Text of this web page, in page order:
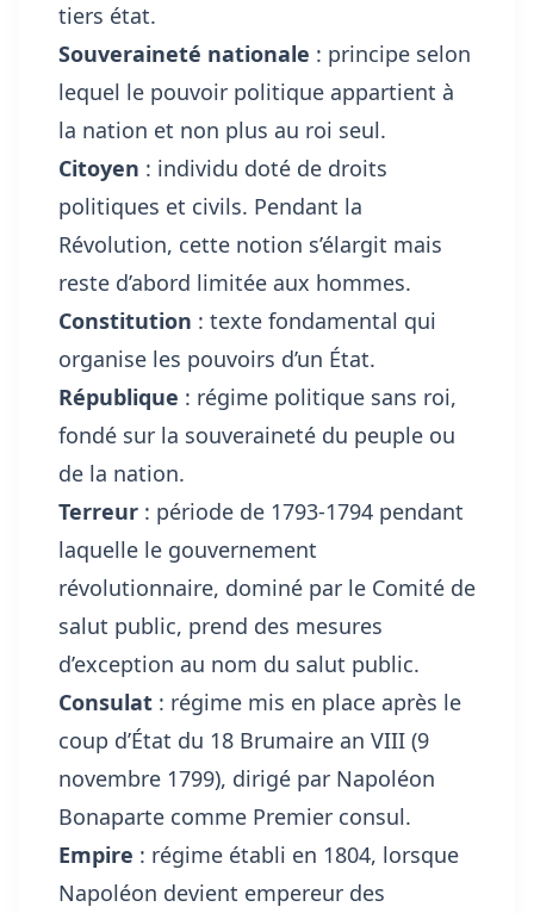
tiers état.
Souveraineté nationale : principe selon
lequel le pouvoir politique appartient à
la nation et non plus au roi seul.
Citoyen : individu doté de droits
politiques et civils. Pendant la
Révolution, cette notion s’élargit mais
reste d’abord limitée aux hommes.
Constitution : texte fondamental qui
organise les pouvoirs d’un État.
République : régime politique sans roi,
fondé sur la souveraineté du peuple ou
de la nation.
Terreur : période de 1793-1794 pendant
laquelle le gouvernement
révolutionnaire, dominé par le Comité de
salut public, prend des mesures
d’exception au nom du salut public.
Consulat : régime mis en place après le
coup d’État du 18 Brumaire an VIII (9
novembre 1799), dirigé par Napoléon
Bonaparte comme Premier consul.
Empire : régime établi en 1804, lorsque
Napoléon devient empereur des